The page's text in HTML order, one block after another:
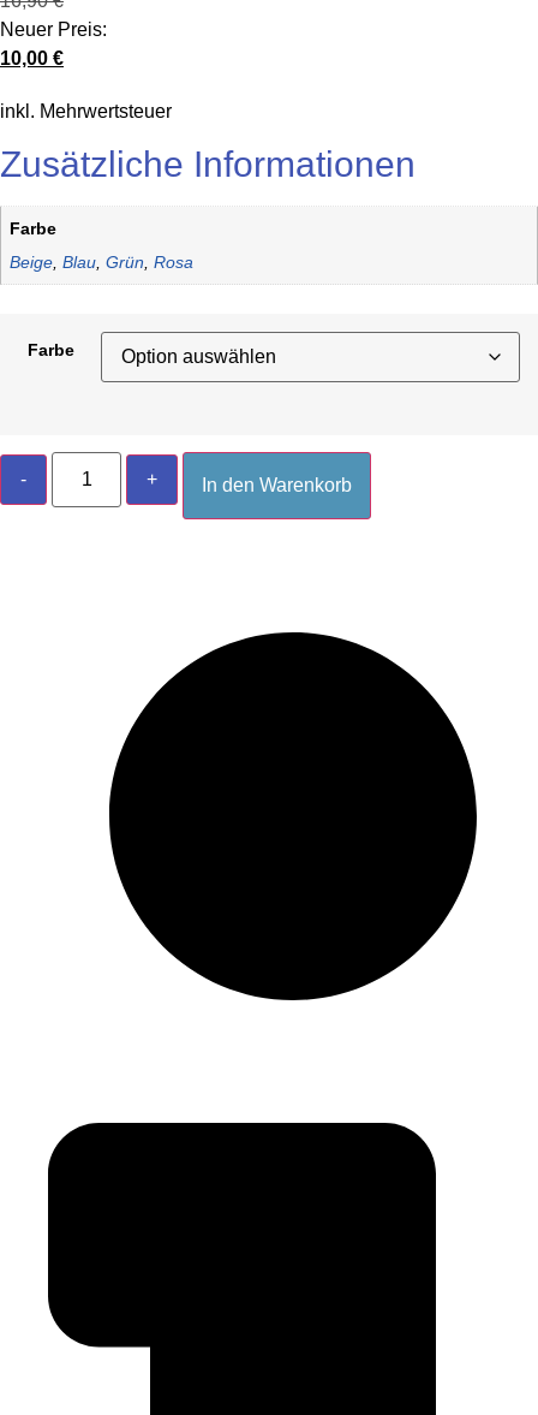
Ursprünglicher
Preis
16,90 €
Neuer Preis:
10,00 €
Preis
10,00 €.
inkl. Mehrwertsteuer
Zusätzliche Informationen
Farbe
Beige ,Blau ,Grün ,Rosa
Farbe
-
Allegra
Statement
Kette
+ In den Warenkorb